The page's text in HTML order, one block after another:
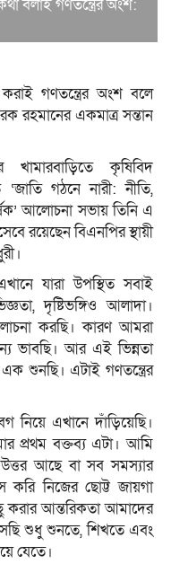
বলাই গণতন্ত্রের অংশ:
গণতন্ত্রের অংশ বলে
রহমানের একমাত্র সন্তান
কৃষিবিদ
গঠনে নারী: নীতি,
আলোচনা সভায় তিনি এ
রয়েছেন বিএনপির স্থায়ী
যারা উপস্থিত সবাই
দৃষ্টিভঙ্গিও আলাদা।
করছি। কারণ আমরা
ভাবছি। আর এই ভিন্নতা
শুনছি। এটাই গণতন্ত্রের
এখানে দাঁড়িয়েছি।
প্রথম বক্তব্য এটা। আমি
আছে বা সব সমস্যার
করি নিজের ছোট্ট জায়গা
করার আন্তরিকতা আমাদের
শুধু শুনতে, শিখতে এবং
যেতে।